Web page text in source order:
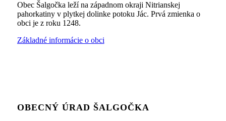
Obec Šalgočka leží na západnom okraji Nitrianskej
pahorkatiny v plytkej dolinke potoku Jác. Prvá zmienka o
obci je z roku 1248.
Základné informácie o obci
OBECNÝ ÚRAD ŠALGOČKA